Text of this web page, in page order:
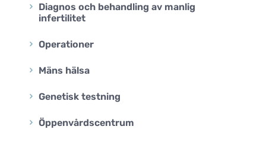
Diagnos och behandling av manlig
infertilitet
Operationer
Mäns hälsa
Genetisk testning
Öppenvårdscentrum